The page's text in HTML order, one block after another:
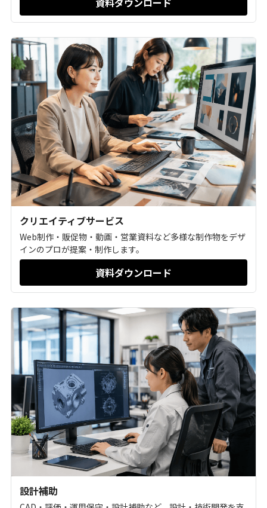
クリエイティブサービス
Web制作・販促物・動画・営業資料など多様な制作物をデザ
インのプロが提案・制作します。
資料ダウンロード
設計補助